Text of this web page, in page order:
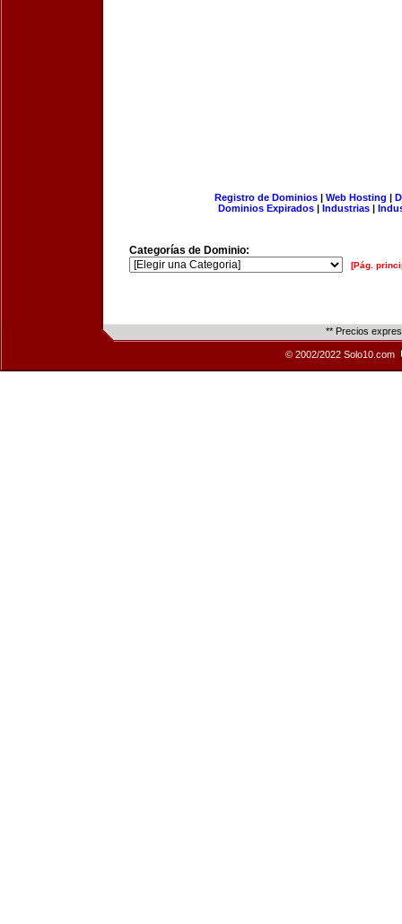
Registro de Dominios| Web Hosting |
Dominios Expirados | Industrias |
Categorías de Dominio:
[Pág.
** Precios
© 2002/2022 Solo10.com